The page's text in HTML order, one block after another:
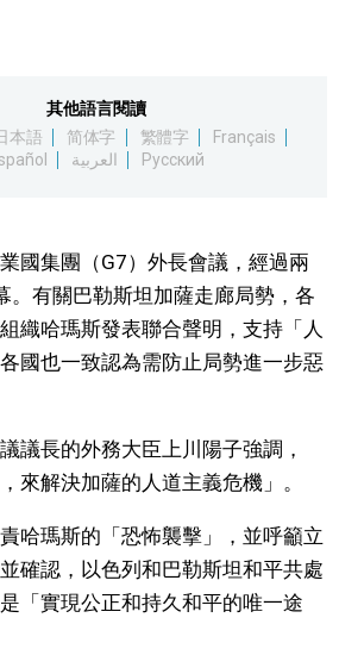
official SNS
其他語言閱讀
本語 简体字 繁體字
Français
العربية Русский
國集團（G7）外長會議，經過兩
。有關巴勒斯坦加薩走廊局勢，各
織哈瑪斯發表聯合聲明，支持「人
國也一致認為需防止局勢進一步惡
議長的外務大臣上川陽子強調，
來解決加薩的人道主義危機」。
哈瑪斯的「恐怖襲擊」，並呼籲立
確認，以色列和巴勒斯坦和平共處
「實現公正和持久和平的唯一途